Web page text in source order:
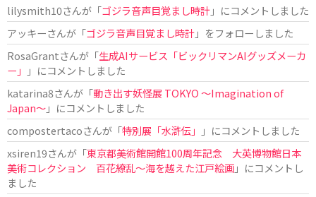
lilysmith10さんが「ゴジラ音声目覚まし時計」にコメントしました
アッキーさんが「ゴジラ音声目覚まし時計」をフォローしました
RosaGrantさんが「生成AIサービス「ビックリマンAIグッズメーカ
ー」
」にコメントしました
katarina8さんが「動き出す妖怪展 TOKYO 〜Imagination of
Japan〜」にコメントしました
compostertacoさんが「特別展「水滸伝」
」にコメントしました
xsiren19さんが「東京都美術館開館100周年記念 大英博物館日本
美術コレクション 百花繚乱～海を越えた江戸絵画」にコメントし
ました